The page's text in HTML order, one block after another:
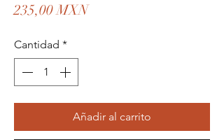
235,00 MXNPrecio
Cantidad *
Añadir al carrito